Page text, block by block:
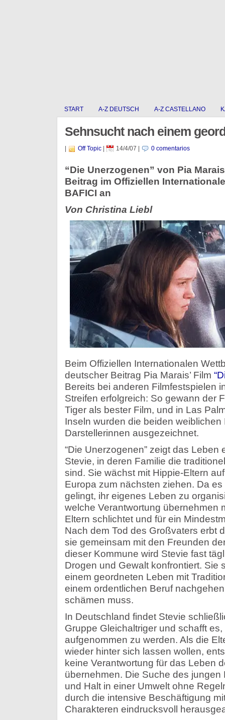
START A-Z DEUTSCH A-Z CASTELLANO
Sehnsucht nach einem
Off Topic| 14/4/07 0 comentarios
“Die Unerzogenen” von Pia
Beitrag im Offiziellen
BAFICI an
Von Christina Liebl
Beim Offiziellen Internationalen
deutscher Beitrag Pia Marais’ Film
Bereits bei anderen Filmfestspielen
Streifen erfolgreich: So gewann der
Tiger als bester Film, und in Las
Inseln wurden die beiden
Darstellerinnen ausgezeichnet.
“Die Unerzogenen” zeigt das
Stevie, in deren Familie die
sind. Sie wächst mit Hippie-Eltern
Europa zum nächsten ziehen. Da
gelingt, ihr eigenes Leben zu
welche Verantwortung übernehmen
Eltern schlichtet und für ein
Nach dem Tod des Großvaters erbt
sie gemeinsam mit den Freunden
dieser Kommune wird Stevie fast
Drogen und Gewalt konfrontiert. Sie
einem geordneten Leben mit
einem ordentlichen Beruf
schämen muss.
In Deutschland findet Stevie
Gruppe Gleichaltriger und schafft
aufgenommen zu werden. Als die
wieder hinter sich lassen wollen,
keine Verantwortung für das Leben
übernehmen. Die Suche des
und Halt in einer Umwelt ohne
durch die intensive Beschäftigung
Charakteren eindrucksvoll